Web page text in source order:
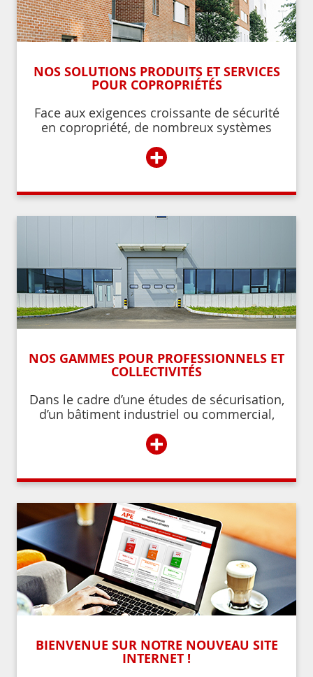
NOS SOLUTIONS PRODUITS ET SERVICES
POUR COPROPRIÉTÉS
Face aux exigences croissante de sécurité
en copropriété, de nombreux systèmes
l’accès à l’immeuble aux résidents ou aux
personnes autorisées par ces derniers.
+
NOS GAMMES POUR PROFESSIONNELS ET
COLLECTIVITÉS
Dans le cadre d’une études de sécurisation,
d’un bâtiment industriel ou commercial,
+
BIENVENUE SUR NOTRE NOUVEAU SITE
INTERNET !